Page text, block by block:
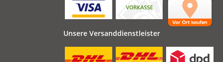
Unsere Versanddienstleister